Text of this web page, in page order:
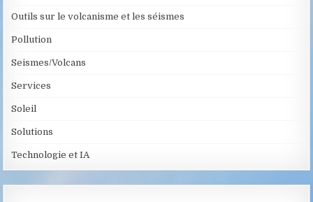
Outils sur le volcanisme et les séismes
Pollution
Seismes/Volcans
Services
Soleil
Solutions
Technologie et IA